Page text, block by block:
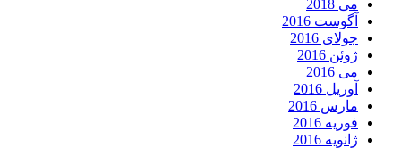
می 2018
آگوست 2016
جولای 2016
ژوئن 2016
می 2016
آوریل 2016
مارس 2016
فوریه 2016
ژانویه 2016